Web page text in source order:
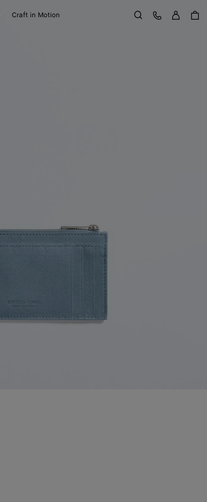
Craft in Motion Suchen